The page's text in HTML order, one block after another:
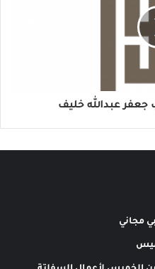
عبدالله خليف
مجاني